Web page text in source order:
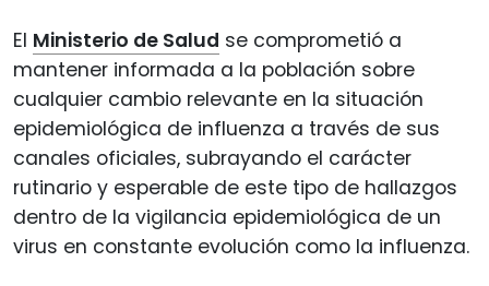
El Ministerio de Salud se comprometió a
mantener informada a la población sobre
cualquier cambio relevante en la situación
epidemiológica de influenza a través de sus
canales oficiales, subrayando el carácter
rutinario y esperable de este tipo de hallazgos
dentro de la vigilancia epidemiológica de un
virus en constante evolución como la influenza.